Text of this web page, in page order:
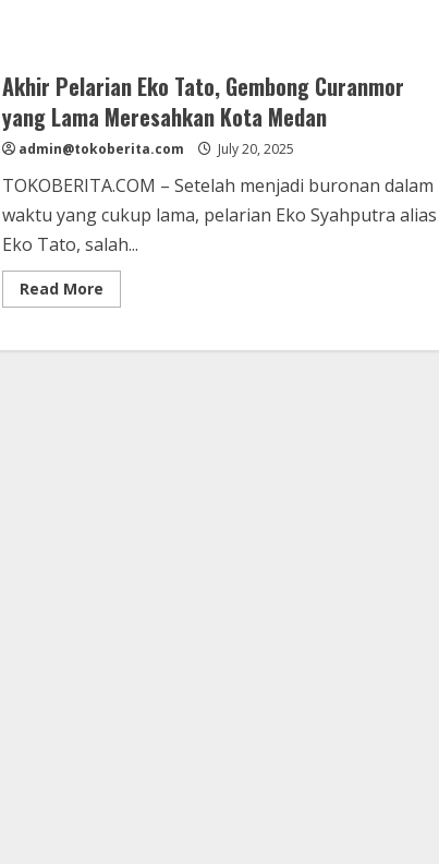
Akhir Pelarian Eko Tato, Gembong Curanmor
yang Lama Meresahkan Kota Medan
admin@tokoberita.com July 20, 2025
TOKOBERITA.COM – Setelah menjadi buronan dalam
waktu yang cukup lama, pelarian Eko Syahputra alias
Eko Tato, salah...
Read MoreRead
more
Pelarian